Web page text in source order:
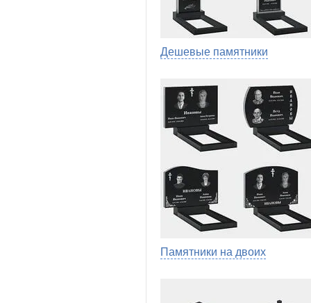
Дешевые памятники
Памятники на двоих